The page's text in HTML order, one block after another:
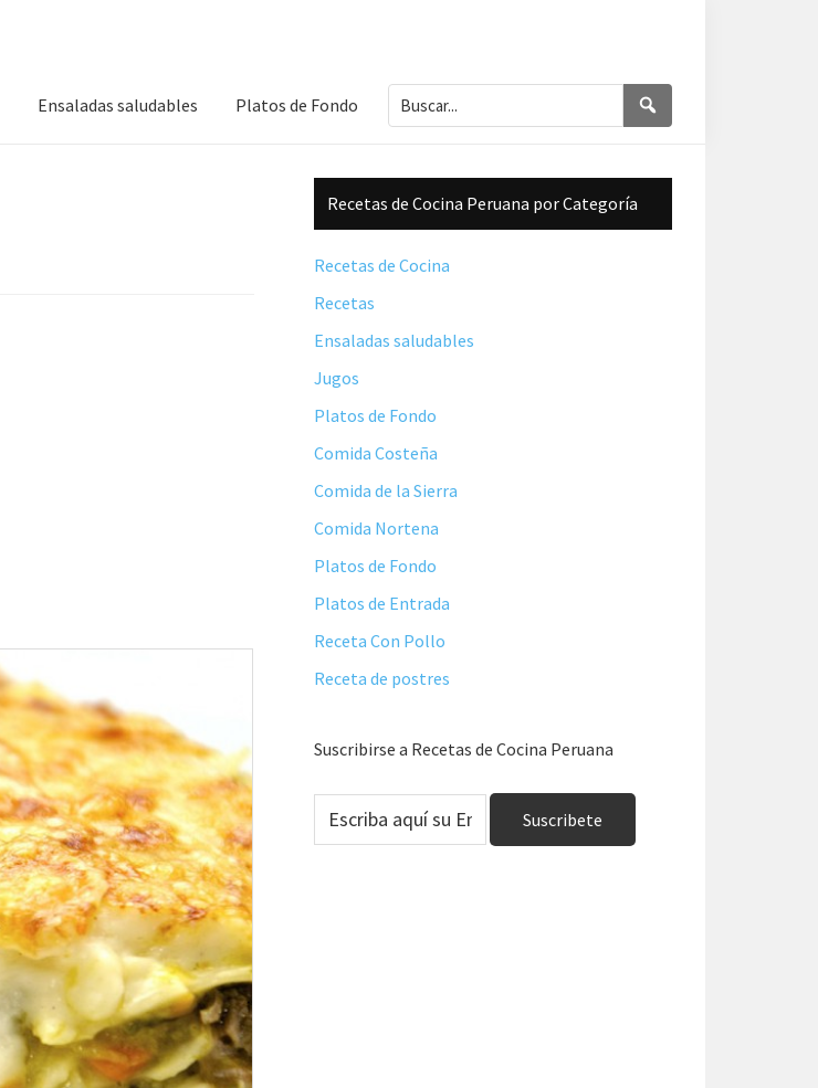
Ensaladas saludables Platos de Fondo Buscar...
Barra
lateral
principal
Recetas de Cocina Peruana por Categoría
Recetas de Cocina
Recetas
Ensaladas saludables
Jugos
Platos de Fondo
Comida Costeña
Comida de la Sierra
Comida Nortena
Platos de Fondo
Platos de Entrada
Receta Con Pollo
Receta de postres
Suscribirse a Recetas de Cocina Peruana